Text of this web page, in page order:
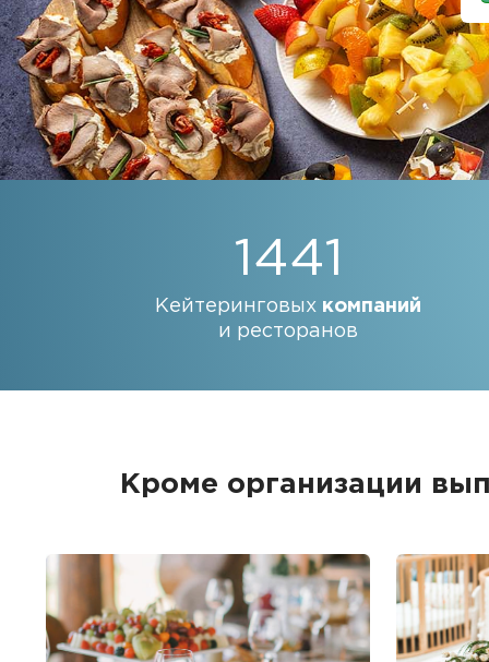
1441
Кейтеринговых компаний
и ресторанов
Кроме организации